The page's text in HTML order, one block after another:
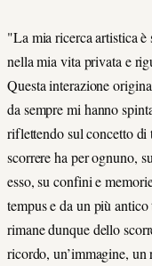
"La mia ricerca artistica è
nella mia vita privata e
Questa interazione
da sempre mi hanno
riflettendo sul concetto di
scorrere ha per ognuno,
esso, su confini e
tempus e da un più
rimane dunque dello
ricordo, un’immagine,